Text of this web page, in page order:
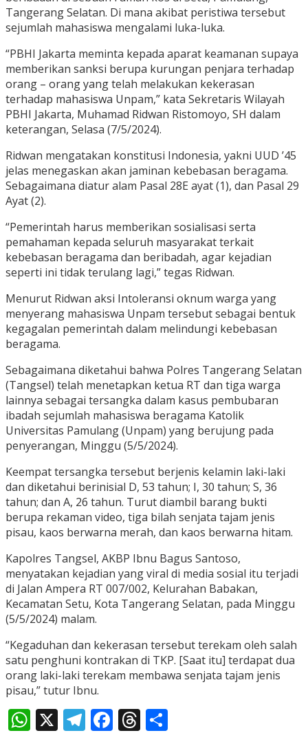
Tangerang Selatan. Di mana akibat peristiwa tersebut
sejumlah mahasiswa mengalami luka-luka.
“PBHI Jakarta meminta kepada aparat keamanan supaya
memberikan sanksi berupa kurungan penjara terhadap
orang – orang yang telah melakukan kekerasan
terhadap mahasiswa Unpam,” kata Sekretaris Wilayah
PBHI Jakarta, Muhamad Ridwan Ristomoyo, SH dalam
keterangan, Selasa (7/5/2024).
Ridwan mengatakan konstitusi Indonesia, yakni UUD ’45
jelas menegaskan akan jaminan kebebasan beragama.
Sebagaimana diatur alam Pasal 28E ayat (1), dan Pasal 29
Ayat (2).
“Pemerintah harus memberikan sosialisasi serta
pemahaman kepada seluruh masyarakat terkait
kebebasan beragama dan beribadah, agar kejadian
seperti ini tidak terulang lagi,” tegas Ridwan.
Menurut Ridwan aksi Intoleransi oknum warga yang
menyerang mahasiswa Unpam tersebut sebagai bentuk
kegagalan pemerintah dalam melindungi kebebasan
beragama.
Sebagaimana diketahui bahwa Polres Tangerang Selatan
(Tangsel) telah menetapkan ketua RT dan tiga warga
lainnya sebagai tersangka dalam kasus pembubaran
ibadah sejumlah mahasiswa beragama Katolik
Universitas Pamulang (Unpam) yang berujung pada
penyerangan, Minggu (5/5/2024).
Keempat tersangka tersebut berjenis kelamin laki-laki
dan diketahui berinisial D, 53 tahun; I, 30 tahun; S, 36
tahun; dan A, 26 tahun. Turut diambil barang bukti
berupa rekaman video, tiga bilah senjata tajam jenis
pisau, kaos berwarna merah, dan kaos berwarna hitam.
Kapolres Tangsel, AKBP Ibnu Bagus Santoso,
menyatakan kejadian yang viral di media sosial itu terjadi
di Jalan Ampera RT 007/002, Kelurahan Babakan,
Kecamatan Setu, Kota Tangerang Selatan, pada Minggu
(5/5/2024) malam.
“Kegaduhan dan kekerasan tersebut terekam oleh salah
satu penghuni kontrakan di TKP. [Saat itu] terdapat dua
orang laki-laki terekam membawa senjata tajam jenis
pisau,” tutur Ibnu.
WhatsApp
X Telegram
Facebook
Threads